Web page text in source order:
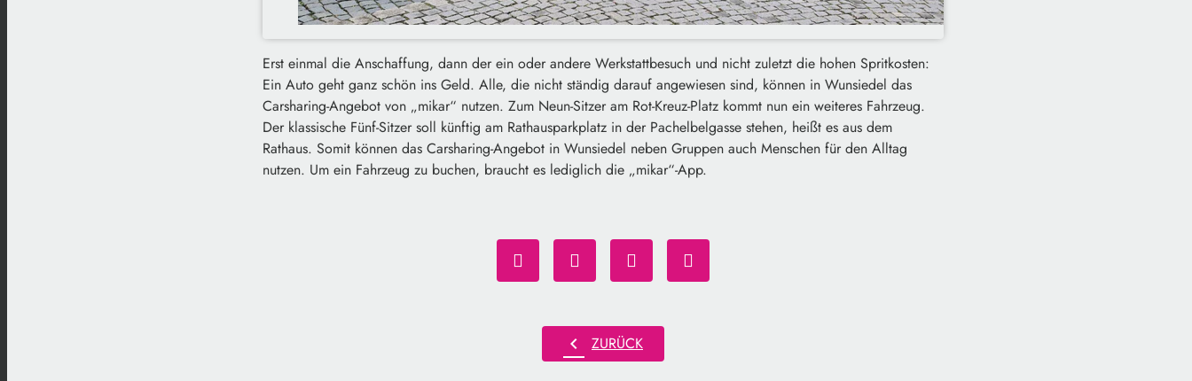
Erst einmal die Anschaffung, dann der ein oder andere Werkstattbesuch und nicht zuletzt die hohen Spritkosten:
Ein Auto geht ganz schön ins Geld. Alle, die nicht ständig darauf angewiesen sind, können in Wunsiedel das
Carsharing-Angebot von „mikar“ nutzen. Zum Neun-Sitzer am Rot-Kreuz-Platz kommt nun ein weiteres Fahrzeug.
Der klassische Fünf-Sitzer soll künftig am Rathausparkplatz in der Pachelbelgasse stehen, heißt es aus dem
Rathaus. Somit können das Carsharing-Angebot in Wunsiedel neben Gruppen auch Menschen für den Alltag
nutzen. Um ein Fahrzeug zu buchen, braucht es lediglich die „mikar“-App.
chevron_left ZURÜCK